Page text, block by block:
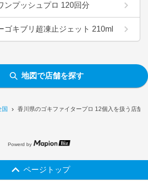
国 香川県のゴキファイタープロ 12個入を扱う店舗
ンプッシュプロ 120回分
ゴキブリ超凍止ジェット 210ml
地図で店舗を探す
Powerd by
ページトップ